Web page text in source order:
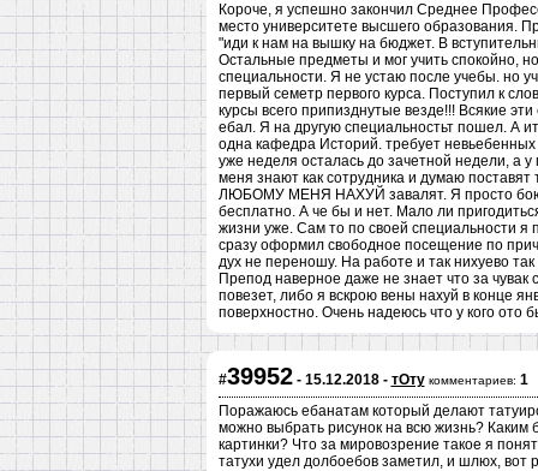
Короче, я успешно закончил Среднее
место университете высшего образования.
"иди к нам на вышку на бюджет. В
Остальные предметы и мог учить спокойно,
специальности. Я не устаю после учебы. но
первый семетр первого курса. Поступил к
курсы всего припизднутые везде!!! Всякие
ебал. Я на другую специальностьт пошел. А
одна кафедра Историй. требует
уже неделя осталась до зачетной недели, а
меня знают как сотрудника и думаю
ЛЮБОМУ МЕНЯ НАХУЙ завалят. Я просто
бесплатно. А че бы и нет. Мало ли
жизни уже. Сам то по своей специальности я
сразу оформил свободное посещение по
дух не переношу. На работе и так нихуево
Препод наверное даже не знает что за
повезет, либо я вскрою вены нахуй в конце
поверхностно. Очень надеюсь что у кого ото
#39952- 15.12.2018 - тОту комментариев: 1
Поражаюсь ебанатам который делают
можно выбрать рисунок на всю жизнь?
картинки? Что за мировозрение такое я
татухи удел долбоебов заметил, и шлюх, вот